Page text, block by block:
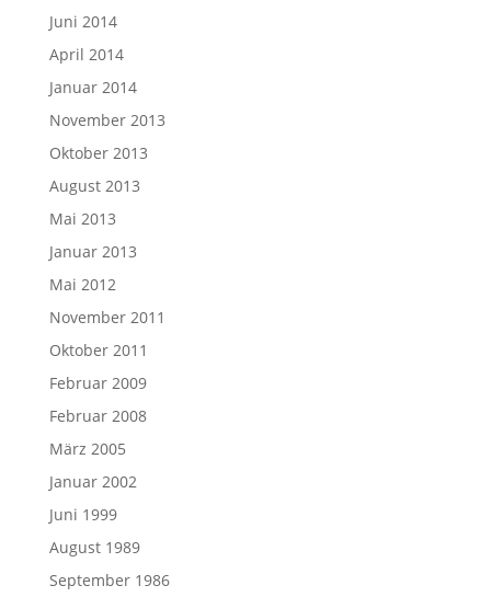
Juni 2014
April 2014
Januar 2014
November 2013
Oktober 2013
August 2013
Mai 2013
Januar 2013
Mai 2012
November 2011
Oktober 2011
Februar 2009
Februar 2008
März 2005
Januar 2002
Juni 1999
August 1989
September 1986